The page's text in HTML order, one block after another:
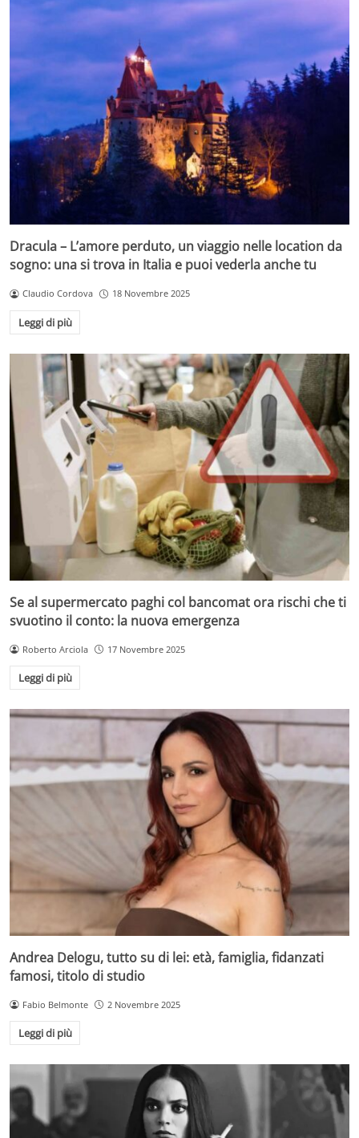
Dracula – L’amore perduto, un viaggio nelle location da
sogno: una si trova in Italia e puoi vederla anche tu
Claudio Cordova 18 Novembre 2025
Leggi di più
Se al supermercato paghi col bancomat ora rischi che ti
svuotino il conto: la nuova emergenza
Roberto Arciola 17 Novembre 2025
Leggi di più
Andrea Delogu, tutto su di lei: età, famiglia, fidanzati
famosi, titolo di studio
Fabio Belmonte 2 Novembre 2025
Leggi di più